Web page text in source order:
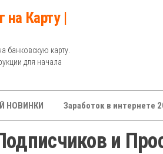
на Карту |
банковскую карту.
для начала
НОВИНКИ Заработок в интернете
и